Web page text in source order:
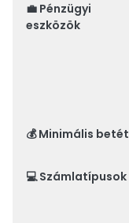
💼 Pénzügyi
eszközök
💰Minimális betét
💻Számlatípusok